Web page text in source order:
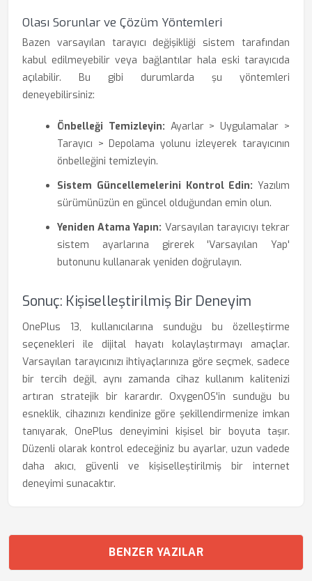
Olası Sorunlar ve Çözüm Yöntemleri
Bazen varsayılan tarayıcı değişikliği sistem tarafından
kabul edilmeyebilir veya bağlantılar hala eski tarayıcıda
açılabilir. Bu gibi durumlarda şu yöntemleri
deneyebilirsiniz:
Önbelleği Temizleyin: Ayarlar > Uygulamalar >
Tarayıcı > Depolama yolunu izleyerek tarayıcının
önbelleğini temizleyin.
Sistem Güncellemelerini Kontrol Edin: Yazılım
sürümünüzün en güncel olduğundan emin olun.
Yeniden Atama Yapın: Varsayılan tarayıcıyı tekrar
sistem ayarlarına girerek 'Varsayılan Yap'
butonunu kullanarak yeniden doğrulayın.
Sonuç: Kişiselleştirilmiş Bir Deneyim
OnePlus 13, kullanıcılarına sunduğu bu özelleştirme
seçenekleri ile dijital hayatı kolaylaştırmayı amaçlar.
Varsayılan tarayıcınızı ihtiyaçlarınıza göre seçmek, sadece
bir tercih değil, aynı zamanda cihaz kullanım kalitenizi
artıran stratejik bir karardır. OxygenOS'in sunduğu bu
esneklik, cihazınızı kendinize göre şekillendirmenize imkan
tanıyarak, OnePlus deneyimini kişisel bir boyuta taşır.
Düzenli olarak kontrol edeceğiniz bu ayarlar, uzun vadede
daha akıcı, güvenli ve kişiselleştirilmiş bir internet
deneyimi sunacaktır.
BENZER YAZILAR